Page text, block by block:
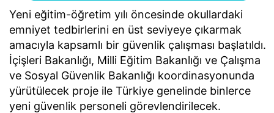
Yeni eğitim-öğretim yılı öncesinde okullardaki
emniyet tedbirlerini en üst seviyeye çıkarmak
amacıyla kapsamlı bir güvenlik çalışması başlatıldı.
İçişleri Bakanlığı, Milli Eğitim Bakanlığı ve Çalışma
ve Sosyal Güvenlik Bakanlığı koordinasyonunda
yürütülecek proje ile Türkiye genelinde binlerce
yeni güvenlik personeli görevlendirilecek.